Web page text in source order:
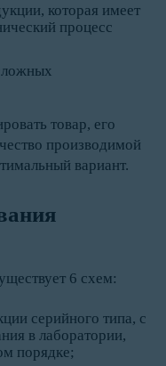
которая имеет
процесс
товар, его
производимой
вариант.
6 схем:
серийного типа, с
в лаборатории,
порядке;